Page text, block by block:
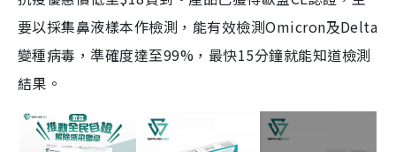
要以採集鼻液樣本作檢測，能有效檢測Omicron及Delta
變種病毒，準確度達至99%，最快15分鐘就能知道檢測
結果。